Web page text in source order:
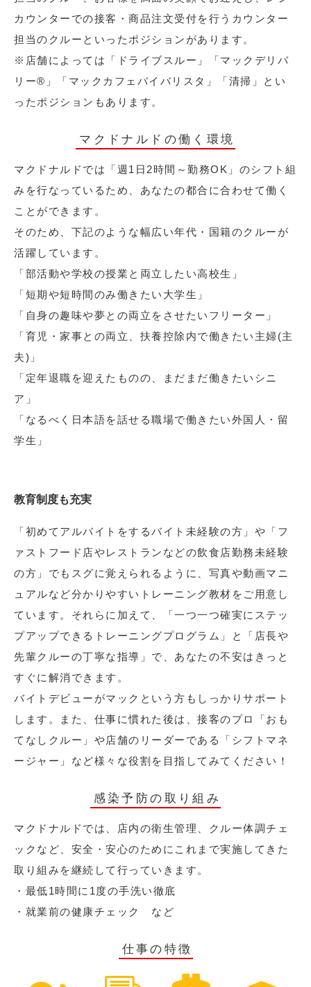
カウンターでの接客・商品注文受付を行うカウンター
担当のクルーといったポジションがあります。
※店舗によっては「ドライブスルー」「マックデリバ
リー®︎」「マックカフェバイバリスタ」「清掃」とい
ったポジションもあります。
マクドナルドの働く環境
マクドナルドでは「週1日2時間～勤務OK」のシフト組
みを行なっているため、あなたの都合に合わせて働く
ことができます。
そのため、下記のような幅広い年代・国籍のクルーが
活躍しています。
「部活動や学校の授業と両立したい高校生」
「短期や短時間のみ働きたい大学生」
「自身の趣味や夢との両立をさせたいフリーター」
「育児・家事との両立、扶養控除内で働きたい主婦(主
夫)」
「定年退職を迎えたものの、まだまだ働きたいシニ
ア」
「なるべく日本語を話せる職場で働きたい外国人・留
学生」
教育制度も充実
「初めてアルバイトをするバイト未経験の方」や「フ
ァストフード店やレストランなどの飲食店勤務未経験
の方」でもスグに覚えられるように、写真や動画マニ
ュアルなど分かりやすいトレーニング教材をご用意し
ています。それらに加えて、「一つ一つ確実にステッ
プアップできるトレーニングプログラム」と「店長や
先輩クルーの丁寧な指導」で、あなたの不安はきっと
すぐに解消できます。
バイトデビューがマックという方もしっかりサポート
します。また、仕事に慣れた後は、接客のプロ「おも
てなしクルー」や店舗のリーダーである「シフトマネ
ージャー」など様々な役割を目指してみてください！
感染予防の取り組み
マクドナルドでは、店内の衛生管理、クルー体調チェ
ックなど、安全・安心のためにこれまで実施してきた
取り組みを継続して行っていきます。
・最低1時間に1度の手洗い徹底
・就業前の健康チェック など
仕事の特徴